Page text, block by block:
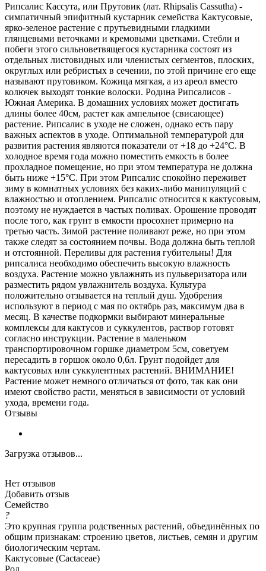
Рипсалис Кассута, или Прутовик (лат. Rhipsalis Cassutha) -
симпатичный эпифитный кустарник семейства Кактусовые,
ярко-зеленое растение с прутьевидными гладкими
глянцевыми веточками и кремовыми цветками. Стебли и
побеги этого сильноветвящегося кустарника состоят из
отдельных листовидных или членистых сегментов, плоских,
округлых или ребристых в сечении, по этой причине его еще
называют прутовиком. Кожица мягкая, а из ареол вместо
колючек выходят тонкие волоски. Родина Рипсалисов -
Южная Америка. В домашних условиях может достигать
длины более 40см, растет как ампельное (свисающее)
растение. Рипсалис в уходе не сложен, однако есть пару
важных аспектов в уходе. Оптимальной температурой для
развития растения являются показатели от +18 до +24°С. В
холодное время года можно поместить емкость в более
прохладное помещение, но при этом температура не должна
быть ниже +15°С. При этом Рипсалис спокойно переживет
зиму в комнатных условиях без каких-либо манипуляций с
влажностью и отоплением. Рипсалис относится к кактусовым,
поэтому не нуждается в частых поливах. Орошение проводят
после того, как грунт в емкости просохнет примерно на
третью часть. Зимой растение поливают реже, но при этом
также следят за состоянием почвы. Вода должна быть теплой
и отстоянной. Переливы для растения губительны! Для
рипсалиса необходимо обеспечить высокую влажность
воздуха. Растение можно увлажнять из пульверизатора или
разместить рядом увлажнитель воздуха. Культура
положительно отзывается на теплый душ. Удобрения
используют в период с мая по октябрь раз, максимум два в
месяц. В качестве подкормки выбирают минеральные
комплексы для кактусов и суккулентов, раствор готовят
согласно инструкции. Растение в маленьком
транспортировочном горшке диаметром 5см, советуем
пересадить в горшок около 0,6л. Грунт подойдет для
кактусовых или суккулентных растений. ВНИМАНИЕ!
Растение может немного отличаться от фото, так как они
имеют свойство расти, меняться в зависимости от условий
ухода, времени года.
Отзывы
Загрузка отзывов...
Нет отзывов
Добавить отзыв
Семейство
?
Это крупная группа родственных растений, объединённых по
общим признакам: строению цветов, листьев, семян и другим
биологическим чертам.
Кактусовые (Cactaceae)
Род